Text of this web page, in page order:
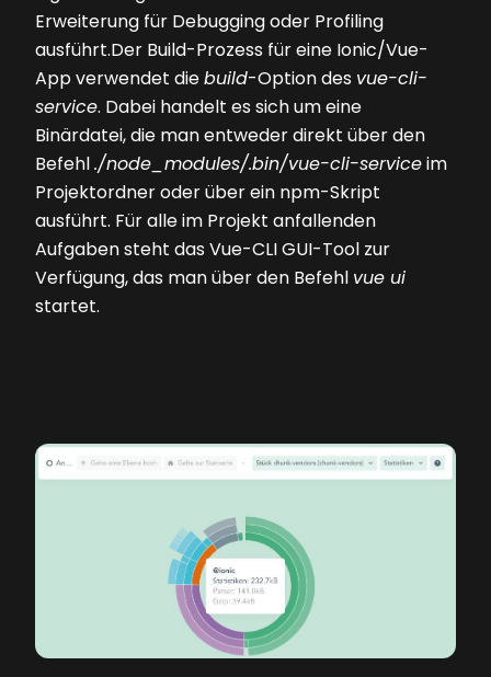
Erweiterung für Debugging oder Profiling
ausführt.Der Build-Prozess für eine Ionic/Vue-
App verwendet diebuild-Option des vue-cli-
service. Dabei handelt es sich um eine
Binärdatei, die man entweder direkt über den
Befehl./node_modules/.bin/vue-cli-serviceim
Projektordner oder über ein npm-Skript
ausführt. Für alle im Projekt anfallenden
Aufgaben steht das Vue-CLI GUI-Tool zur
Verfügung, das man über den Befehl vue ui
startet.